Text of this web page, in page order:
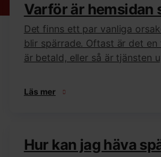
Varför är hemsidan
Det finns ett par vanliga
blir spärrade. Oftast är det
är betald, eller så är tjänsten
Läs mer
Hur kan jag häva